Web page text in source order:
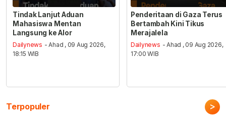
Tindak Lanjut Aduan
Mahasiswa Mentan
Langsung ke Alor
Dailynews - Ahad , 09 Aug 2026,
18:15 WIB
Penderitaan di Gaza Terus
Bertambah Kini Tikus
Merajalela
Dailynews - Ahad , 09 Aug 2026,
17:00 WIB
Terpopuler >